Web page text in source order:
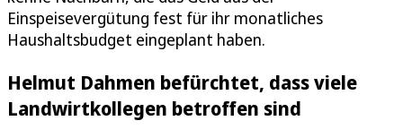
Einspeisevergütung fest für ihr monatliches
Haushaltsbudget eingeplant haben.
Helmut Dahmen befürchtet, dass viele
Landwirtkollegen betroffen sind